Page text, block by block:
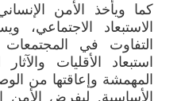
كما ويأخذ الأمن
الاستبعاد الاجتماعي،
التفاوت في المجتمعات
استبعاد الأقليات
المهمشة وإعاقتها من
الأساسية. ليفرض الأمن